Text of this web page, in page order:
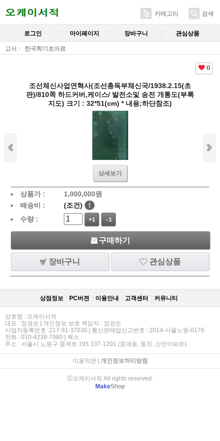
카테고리 검색
로그인 마이페이지 장바구니 관심상품
고서 한국학기초자료
0
조선체신사업연혁사(조선총독부체신국/1938.2.15(초
판)/810쪽 하드커버,케이스/ 발전소및 송전 개통도(부록
지도) 크기 : 32*51(cm) * 내용;하단참조)
상세보기
상품가 : 1,000,000원
배송비 :
(조건)
!
수량 :
+1 -1
구매하기
장바구니 관심상품
상점정보 PC버젼 이용안내 고객센터 커뮤니티
상호명 : 오케이서적
대표 : 정경순 | 개인정보 보호 책임자 : 정경순
사업자등록번호 :217-91-37030 | 통신판매업신고번호 : 2014-서울노원-0176
전화 : 010-4238-7980 | 팩스 :
주소 : 서울시 노원구 중계로 195 107-1201 (중계동, 동진, 신안아파트)
이용약관| 개인정보처리방침
ⓒ오케이서적 All rights reserved.
MakeShop